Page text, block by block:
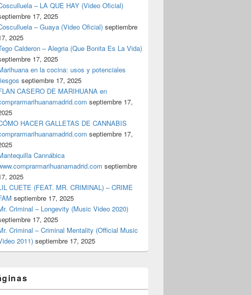
que Está Triunfando en Suecia**
– LA QUE HAY (Video Oficial)
17, 2025
– Guaya (Video Oficial) septiembre
2025
Calderon – Alegria (Que Bonita Es La Vida)
17, 2025
en la cocina: usos y potenciales
septiembre 17, 2025
CASERO DE MARIHUANA en
septiembre 17,
HACER GALLETAS DE CANNABIS
septiembre 17,
Cannábica
septiembre
2025
CUETE (FEAT. MR. CRIMINAL) – CRIME
septiembre 17, 2025
Criminal – Longevity (Music Video 2020)
17, 2025
Criminal – Criminal Mentality (Official Music
2011) septiembre 17, 2025